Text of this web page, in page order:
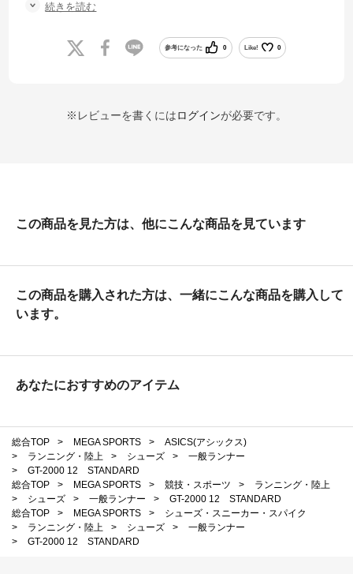
またソールは同じAsicsのKayanoよりもフワフワ感が少なく、個人的に
続きを読む
参考になった 0 Like! 0
※レビューを書くにはログインが必要です。
この商品を見た方は、他にこんな商品を見ています
この商品を購入された方は、一緒にこんな商品を購入して
います。
あなたにおすすめのアイテム
総合TOP > MEGA SPORTS >
ASICS(アシックス)
>
ランニング・陸上 > シューズ >
一般ランナー
>
GT-2000 12 STANDARD
総合TOP
> MEGA SPORTS > 競技・スポーツ >
ランニング・陸上
>
シューズ > 一般ランナー >
GT-2000 12 STANDARD
総合TOP
> MEGA SPORTS >
シューズ・スニーカー・スパイク
>
ランニング・陸上 > シューズ >
一般ランナー
>
GT-2000 12 STANDARD